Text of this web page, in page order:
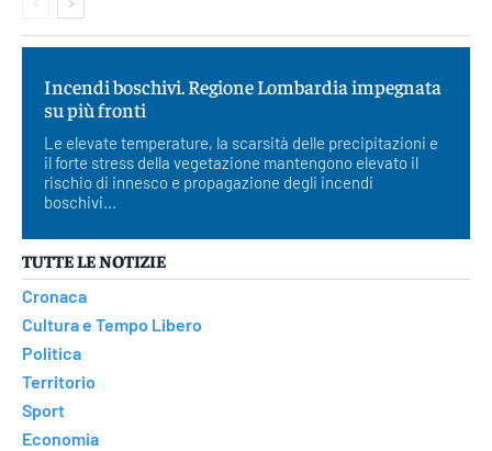
Incendi boschivi. Regione Lombardia impegnata
su più fronti
Le elevate temperature, la scarsità delle precipitazioni e
il forte stress della vegetazione mantengono elevato il
rischio di innesco e propagazione degli incendi
boschivi...
TUTTE LE NOTIZIE
Cronaca
Cultura e Tempo Libero
Politica
Territorio
Sport
Economia